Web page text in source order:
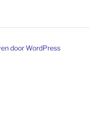
door WordPress